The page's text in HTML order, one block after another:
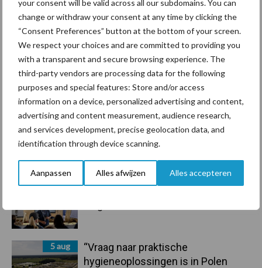
your consent will be valid across all our subdomains. You can
change or withdraw your consent at any time by clicking the
“Consent Preferences” button at the bottom of your screen.
We respect your choices and are committed to providing you
with a transparent and secure browsing experience. The
third-party vendors are processing data for the following
purposes and special features: Store and/or access
information on a device, personalized advertising and content,
advertising and content measurement, audience research,
and services development, precise geolocation data, and
identification through device scanning.
Aanpassen Alles afwijzen Alles accepteren
Grondstoffenmarkt blijft grillig:
droogte en geopolitiek houden
handel in de greep
7 aug
De speenhuid: een vaak
onderschatte risicofactor voor
mastitis
6 aug
ForFarmers ziet volume en
marktaandeel groeien in krimpende
Nederlandse markt
5 aug
“Vraag naar praktische
hygieneoplossingen is in Polen